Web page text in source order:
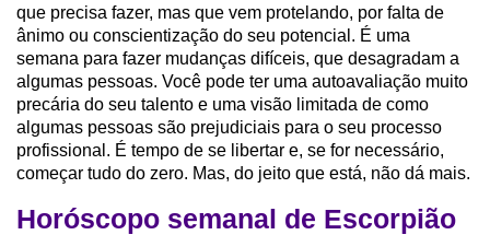
que precisa fazer, mas que vem protelando, por falta de
ânimo ou conscientização do seu potencial. É uma
semana para fazer mudanças difíceis, que desagradam a
algumas pessoas. Você pode ter uma autoavaliação muito
precária do seu talento e uma visão limitada de como
algumas pessoas são prejudiciais para o seu processo
profissional. É tempo de se libertar e, se for necessário,
começar tudo do zero. Mas, do jeito que está, não dá mais.
Horóscopo semanal de Escorpião